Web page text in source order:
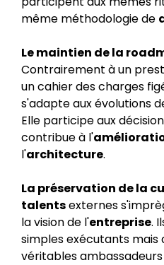
même méthodologie de
Le maintien de la
Contrairement à un
un cahier des charges
s'adapte aux évolutions
Elle participe aux
contribue à l'
l'architecture.
La préservation de la
talentsexternes
la vision de l'entreprise.
simples exécutants mais
véritables